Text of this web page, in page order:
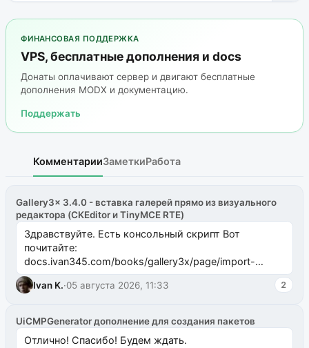
ФИНАНСОВАЯ ПОДДЕРЖКА
VPS, бесплатные дополнения и docs
Донаты оплачивают сервер и двигают бесплатные
дополнения MODX и документацию.
Поддержать
КомментарииЗаметкиРабота
Gallery3x 3.4.0 - вставка галерей прямо из визуального
редактора (CKEditor и TinyMCE RTE)
Здравствуйте. Есть консольный скрипт Вот
почитайте:
docs.ivan345.com/books/gallery3x/page/import-
ms2galleryphp
Ivan K.·05 августа 2026, 11:33 2
UiCMPGenerator дополнение для создания пакетов
Отлично! Спасибо! Будем ждать.